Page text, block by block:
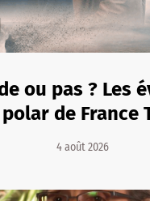
ou pas ? Les
de France
4 août 2026